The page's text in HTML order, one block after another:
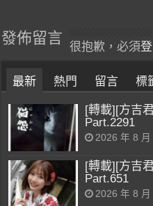
發佈留言
很抱歉，必須
最新 熱門 留言 標
[轉載][方吉
Part.2291
2026 年 8 月
[轉載][方吉
Part.651
2026 年 8 月